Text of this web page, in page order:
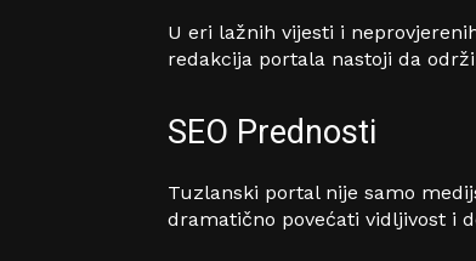
U eri lažnih vijesti i
redakcija portala nastoji da
SEO Prednosti
Tuzlanski portal nije samo
dramatično povećati vidljivost i